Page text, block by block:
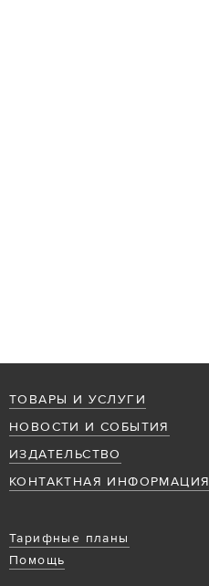
ТОВАРЫ И УСЛУГИ
НОВОСТИ И СОБЫТИЯ
ИЗДАТЕЛЬСТВО
КОНТАКТНАЯ ИНФОРМАЦИЯ
Тарифные планы
Помощь